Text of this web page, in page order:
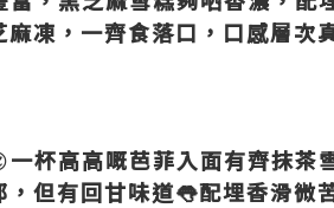
凍，一齊食落口，口感層次
一杯高高嘅芭菲入面有齊抹茶
但有回甘味道👅配埋香滑微